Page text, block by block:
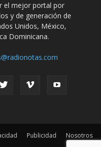
el mejor portal por
y de generación de
Unidos, México,
Dominicana.
Publicidad Nosotros